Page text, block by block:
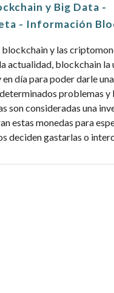
y Big Data -
- Información
y las
actualidad, blockchain la
en día para poder darle
problemas y
son consideradas una
estas monedas para
deciden gastarlas o